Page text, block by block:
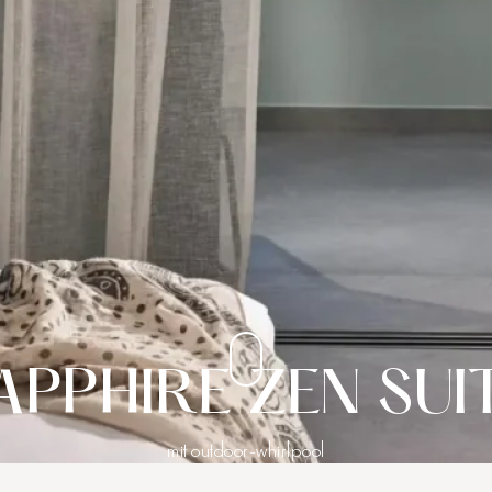
ZEN
mit outdoor-whirlpool